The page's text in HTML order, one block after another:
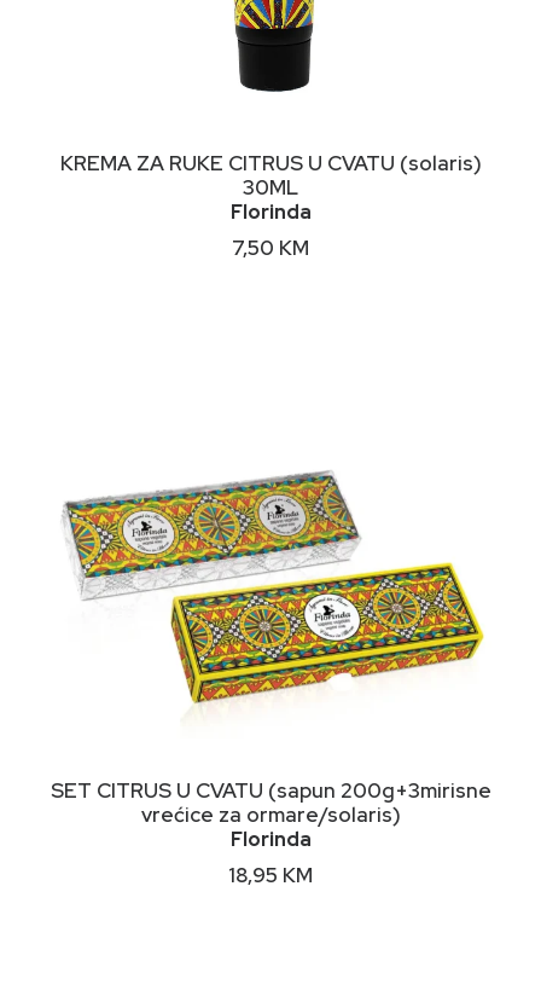
DODAJ U KORPU
KREMA ZA RUKE CITRUS U CVATU (solaris)
30ML
Florinda
7,50 KM
DODAJ U KORPU
SET CITRUS U CVATU (sapun 200g+3mirisne
vrećice za ormare/solaris)
Florinda
18,95 KM